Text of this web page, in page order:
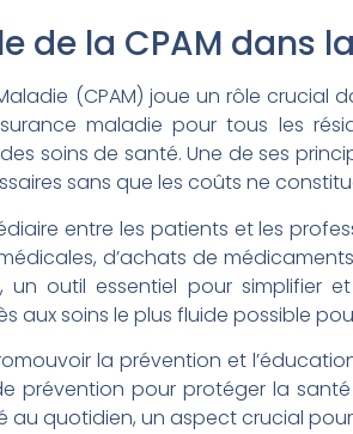
de la CPAM dans
(CPAM) joue un rôle
maladie pour tous les
soins de santé. Une de ses
sans que les coûts ne
entre les patients et les
d’achats de
un outil essentiel pour simplifier
aux soins le plus fluide possible
la prévention et
prévention pour protéger la
au quotidien, un aspect crucial